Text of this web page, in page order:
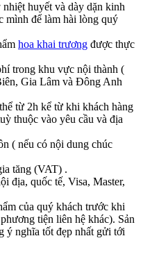
huyết và dày dặn kinh
mình để làm hài lòng quý
hoa khai trương được thực
trong khu vực nội thành (
Gia Lâm và Đông Anh
từ 2h kể từ khi khách hàng
thuộc vào yêu cầu và địa
( nếu có nội dung chúc
tăng (VAT) .
địa, quốc tế, Visa, Master,
của quý khách trước khi
tiện liên hệ khác). Sản
ý nghĩa tốt đẹp nhất gửi tới